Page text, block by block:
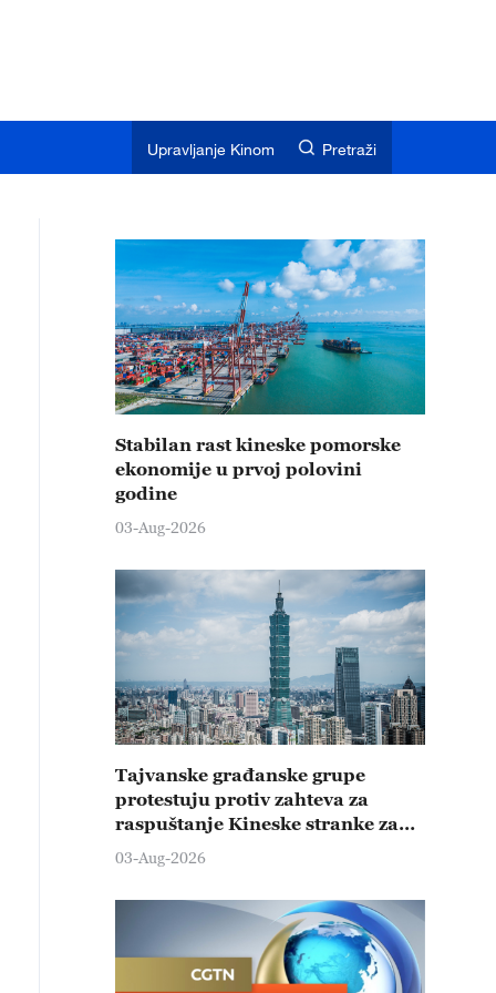
Upravljanje Kinom Pretraži
Stabilan rast kineske pomorske
ekonomije u prvoj polovini
godine
03-Aug-2026
Tajvanske građanske grupe
protestuju protiv zahteva za
raspuštanje Kineske stranke za
promociju ujedinjenja
03-Aug-2026